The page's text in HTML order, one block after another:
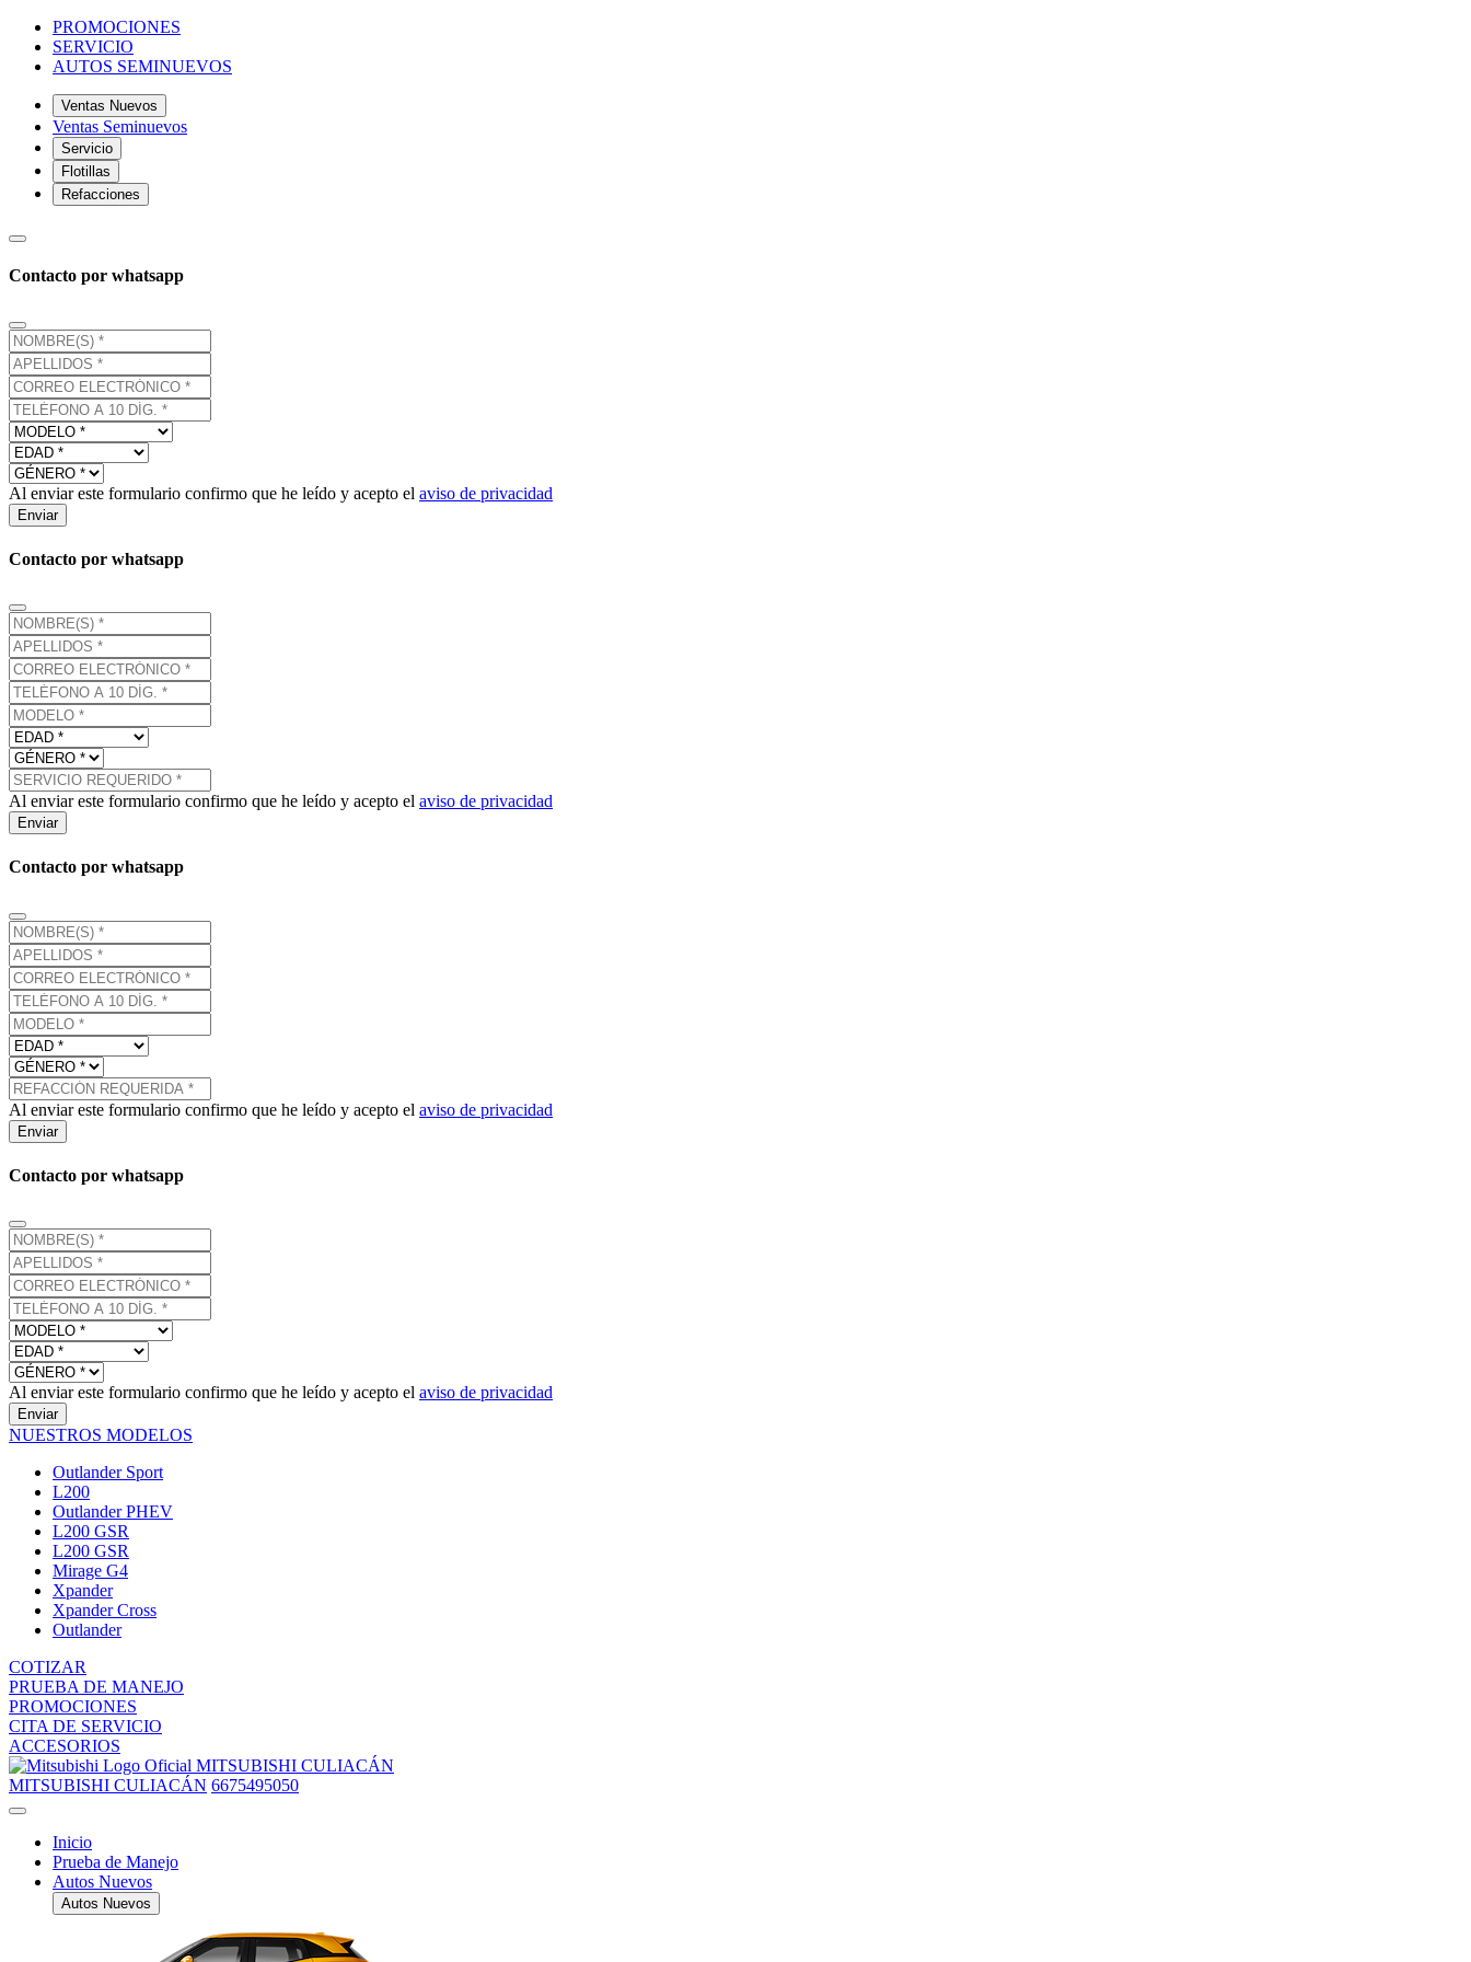
PROMOCIONES
SERVICIO
AUTOS SEMINUEVOS
Ventas Nuevos
Ventas Seminuevos
Servicio
Flotillas
Refacciones
Contacto por whatsapp
Al enviar este formulario confirmo que he leído y acepto el aviso de privacidad
Enviar
Contacto por whatsapp
Al enviar este formulario confirmo que he leído y acepto el aviso de privacidad
Enviar
Contacto por whatsapp
Al enviar este formulario confirmo que he leído y acepto el aviso de privacidad
Enviar
Contacto por whatsapp
Al enviar este formulario confirmo que he leído y acepto el aviso de privacidad
Enviar
NUESTROS MODELOS
Outlander Sport
L200
Outlander PHEV
L200 GSR
L200 GSR
Mirage G4
Xpander
Xpander Cross
Outlander
COTIZAR
PRUEBA DE MANEJO
PROMOCIONES
CITA DE SERVICIO
ACCESORIOS
MITSUBISHI CULIACÁN
MITSUBISHI CULIACÁN 6675495050
Inicio
Prueba de Manejo
Autos Nuevos
Autos Nuevos